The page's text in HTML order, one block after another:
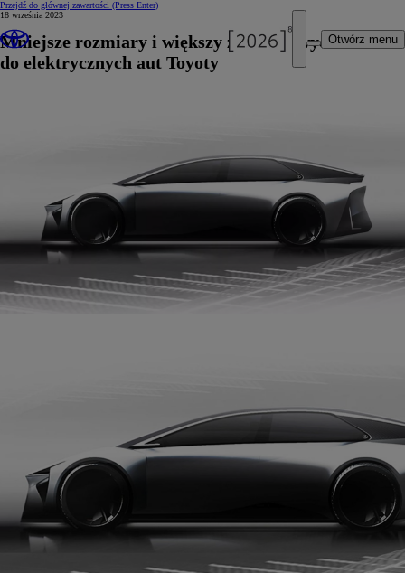
Przejdź do głównej zawartości (Press Enter)
Otwórz menu
18 września 2023
Mniejsze rozmiary i większy zasięg nowych baterii
do elektrycznych aut Toyoty